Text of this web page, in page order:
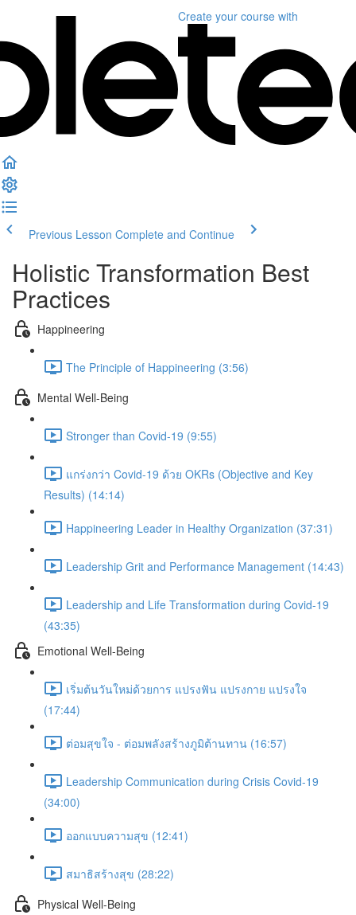
Create your course with
Previous Lesson Complete and Continue
Holistic Transformation Best
Practices
Happineering
The Principle of Happineering (3:56)
Mental Well-Being
Stronger than Covid-19 (9:55)
แกร่งกว่า Covid-19 ด้วย OKRs (Objective and Key
Results) (14:14)
Happineering Leader in Healthy Organization (37:31)
Leadership Grit and Performance Management (14:43)
Leadership and Life Transformation during Covid-19
(43:35)
Emotional Well-Being
เริ่มต้นวันใหม่ด้วยการ แปรงฟัน แปรงกาย แปรงใจ
(17:44)
ต่อมสุขใจ - ต่อมพลังสร้างภูมิต้านทาน (16:57)
Leadership Communication during Crisis Covid-19
(34:00)
ออกแบบความสุข (12:41)
สมาธิสร้างสุข (28:22)
Physical Well-Being